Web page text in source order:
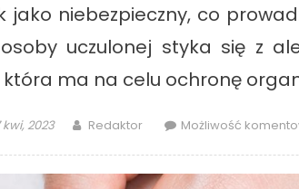
jako niebezpieczny, co
uczulonej styka się z
ma na celu ochronę
kwi, 2023 Author
Redaktor Możliwość